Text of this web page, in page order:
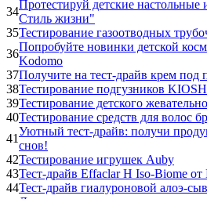
34
Протестируй детские
Стиль жизни"
35Тестирование газоотводных
36
Попробуйте новинки детской
Kodomo
37Получите на тест-драйв крем под
38Тестирование подгузников
39Тестирование детского
40Тестирование средств для волос
41
Уютный тест-драйв: получи
снов!
42Тестирование игрушек Auby
43Тест-драйв Effaclar H Iso-Biome от
44Тест-драйв гиалуроновой алоэ-